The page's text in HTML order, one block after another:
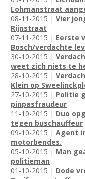
Lohmanstraat
08-11-2015 |Vier
Rijnstraat
07-11-2015 | Eerste
Bosch/verdachte
30-10-2015 |
weet zich niets te
28-10-2015 |
Klein op
27-10-2015 | Politie
pinpasfraudeur
11-10-2015 | Duo
tegen buschauffeur
09-10-2015 |Agent
motorbendes.
05-10-2015 | Man
politieman
01-10-2015 | Dode